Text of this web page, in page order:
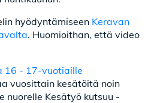
hyödyntämiseen Keravan
. Huomioithan, että video
16 - 17-vuotiaille
vuosittain kesätöitä noin
nuorelle Kesätyö kutsuu -